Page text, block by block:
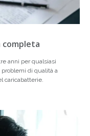
completa
anni per qualsiasi
di qualità a
caricabatterie.